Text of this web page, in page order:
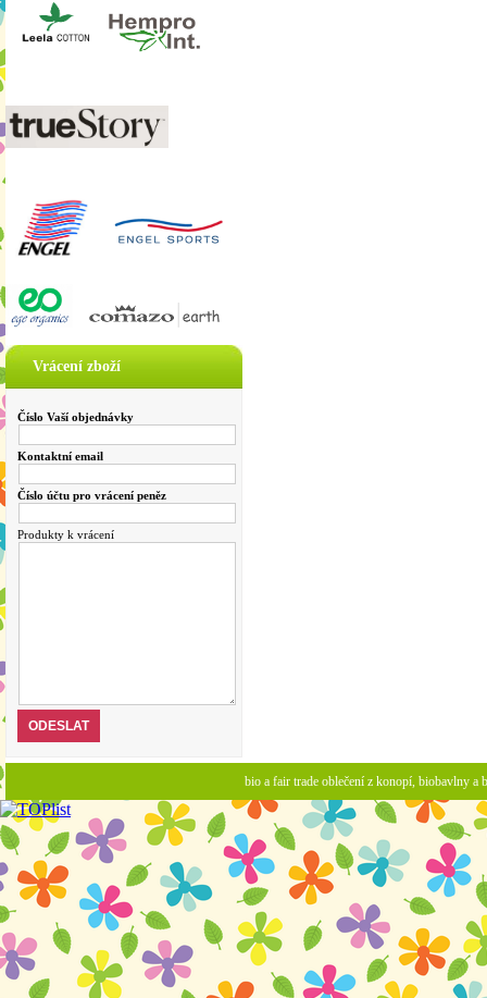
Vrácení zboží
Číslo Vaší objednávky
Kontaktní email
Číslo účtu pro vrácení peněz
Produkty k vrácení
bio a fair trade oblečení z konopí, biobavlny a